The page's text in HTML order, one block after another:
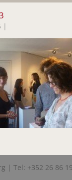
|
| Tel: +352 26 86